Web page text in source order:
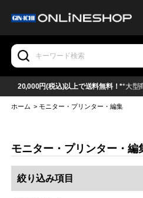
20,000円(税込)以上で送料無料！**大型
ホーム >モニター・プリンター・編集
モニター・プリンター・編
絞り込み項目